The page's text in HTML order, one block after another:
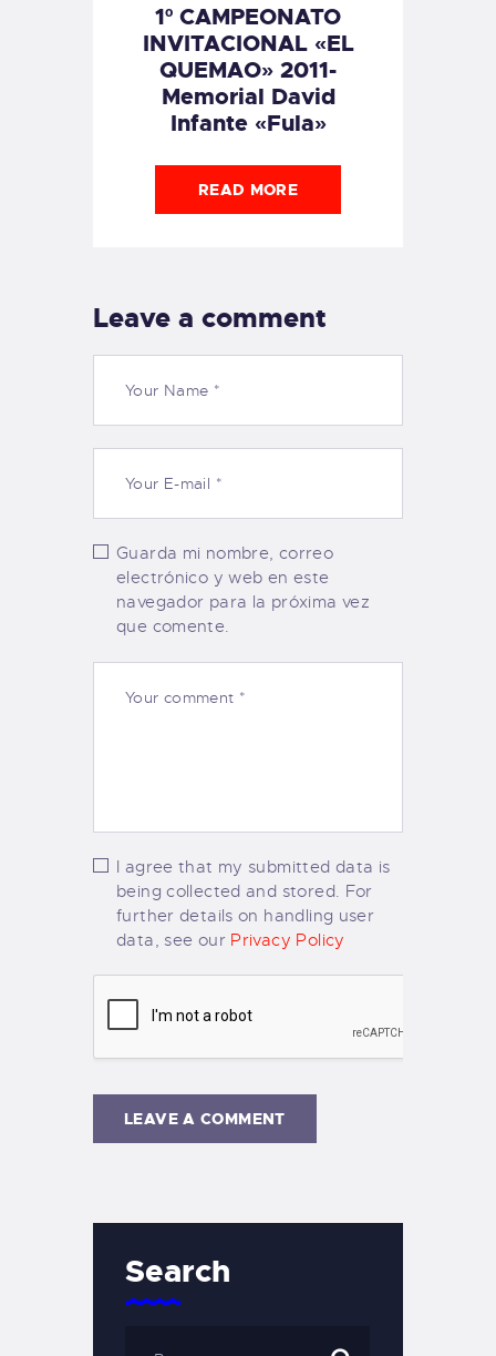
1º CAMPEONATO
INVITACIONAL «EL
QUEMAO» 2011-
Memorial David
Infante «Fula»
READ MORE
Leave a comment
Guarda mi nombre, correo
electrónico y web en este
navegador para la próxima vez
que comente.
I agree that my submitted data is
being collected and stored. For
further details on handling user
data, see our Privacy Policy
Search